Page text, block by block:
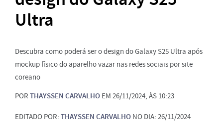
Ultra
Descubra como poderá ser o design do Galaxy S25 Ultra após
mockup físico do aparelho vazar nas redes sociais por site
coreano
POR THAYSSEN CARVALHO EM 26/11/2024, ÀS 10:23
EDITADO POR: THAYSSEN CARVALHO NO DIA: 26/11/2024